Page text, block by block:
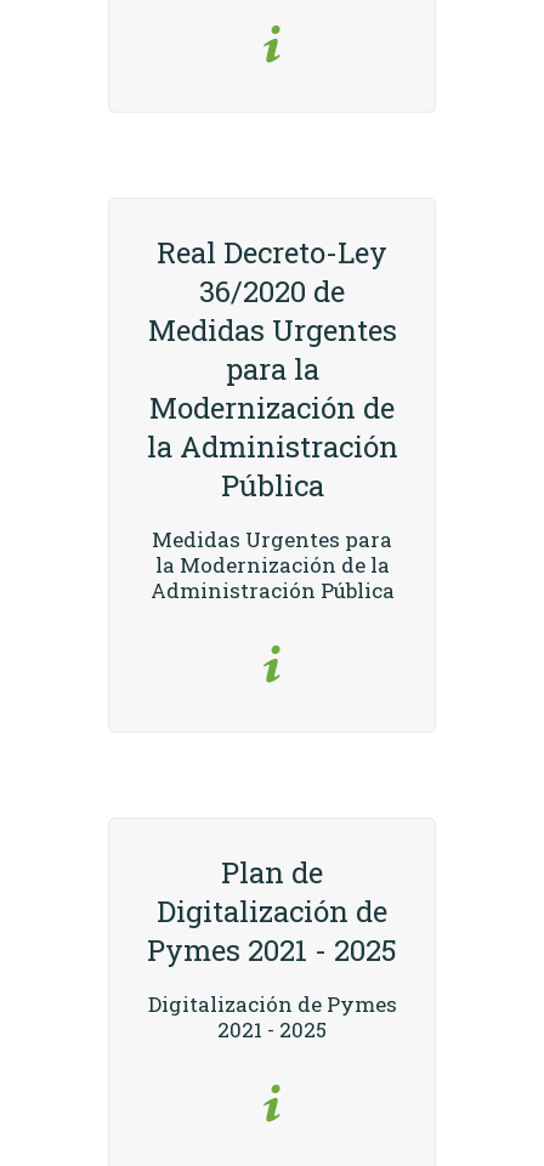
Real Decreto-Ley
36/2020 de
Medidas Urgentes
para la
Modernización de
la Administración
Pública
Medidas Urgentes para
la Modernización de la
Administración Pública
Plan de
Digitalización de
Pymes 2021 - 2025
Digitalización de Pymes
2021 - 2025